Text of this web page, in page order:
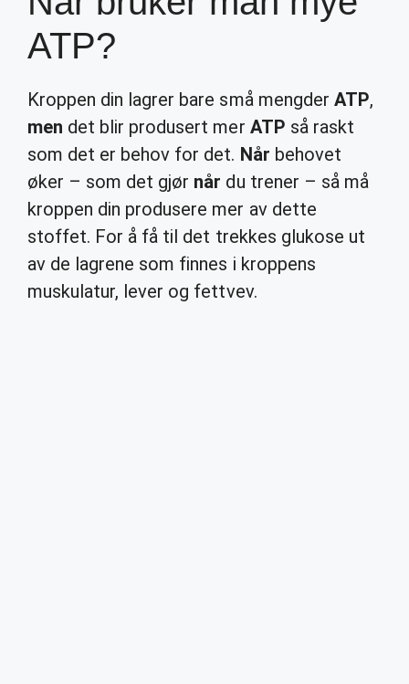
ATP?
Kroppen din lagrer bare små mengder ATP,
men det blir produsert mer ATP så raskt
som det er behov for det. Når behovet
øker – som det gjør når du trener – så må
kroppen din produsere mer av dette
stoffet. For å få til det trekkes glukose ut
av de lagrene som finnes i kroppens
muskulatur, lever og fettvev.